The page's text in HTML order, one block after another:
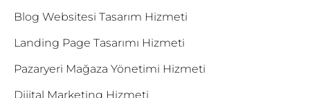
Blog Websitesi Tasarım Hizmeti
Landing Page Tasarımı Hizmeti
Pazaryeri Mağaza Yönetimi Hizmeti
Dijital Marketing Hizmeti